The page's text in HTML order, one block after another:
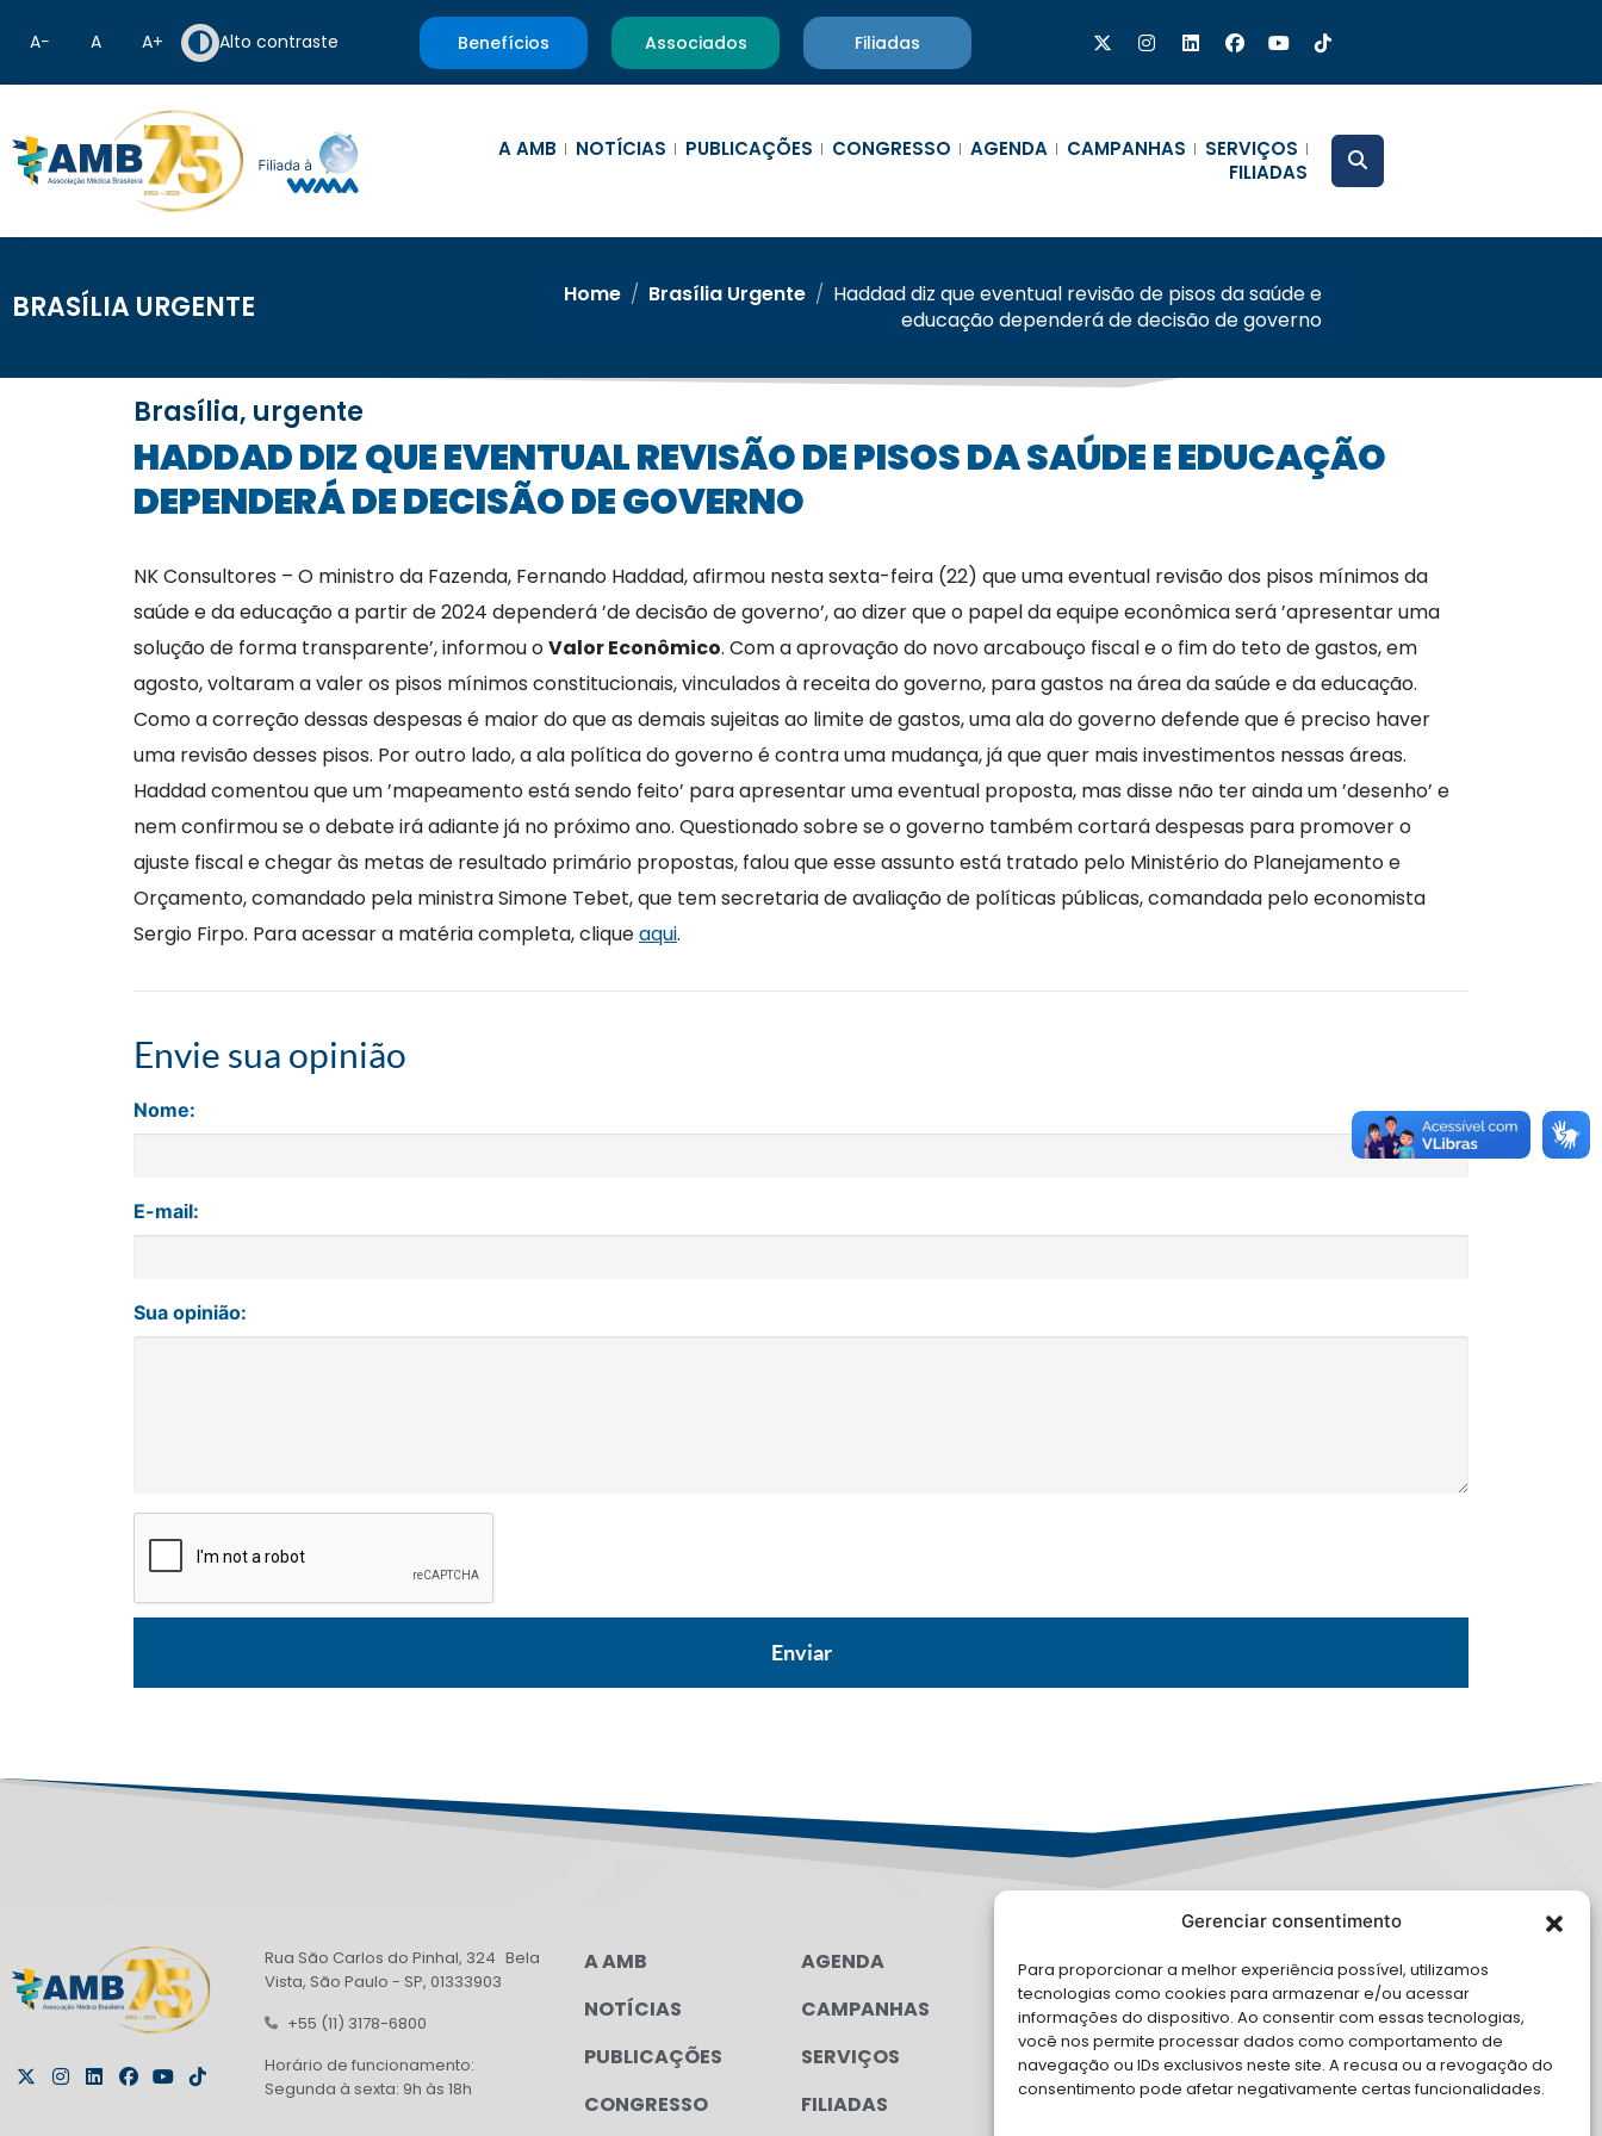
Gerenciar consentimento
Para proporcionar a melhor experiência possível, utilizamos
tecnologias como cookies para armazenar e/ou acessar
informações do dispositivo. Ao consentir com essas tecnologias,
você nos permite processar dados como comportamento de
navegação ou IDs exclusivos neste site. A recusa ou a revogação do
consentimento pode afetar negativamente certas funcionalidades.
A− A A+ Alto contraste Benefícios Associados Filiadas
A AMB NOTÍCIAS PUBLICAÇÕES CONGRESSO AGENDA CAMPANHAS
SERVIÇOS
FILIADAS
BRASÍLIA URGENTE Home / Brasília Urgente / Haddad diz que eventual revisão de pisos da saúde e
educação dependerá de decisão de governo
Brasília, urgente
HADDAD DIZ QUE EVENTUAL REVISÃO DE PISOS DA SAÚDE E EDUCAÇÃO
DEPENDERÁ DE DECISÃO DE GOVERNO
NK Consultores – O ministro da Fazenda, Fernando Haddad, afirmou nesta sexta-feira (22) que uma eventual revisão dos pisos mínimos da
saúde e da educação a partir de 2024 dependerá ’de decisão de governo’, ao dizer que o papel da equipe econômica será ’apresentar uma
solução de forma transparente’, informou oValor Econômico. Com a aprovação do novo arcabouço fiscal e o fim do teto de gastos, em
agosto, voltaram a valer os pisos mínimos constitucionais, vinculados à receita do governo, para gastos na área da saúde e da educação.
Como a correção dessas despesas é maior do que as demais sujeitas ao limite de gastos, uma ala do governo defende que é preciso haver
uma revisão desses pisos. Por outro lado, a ala política do governo é contra uma mudança, já que quer mais investimentos nessas áreas.
Haddad comentou que um ’mapeamento está sendo feito’ para apresentar uma eventual proposta, mas disse não ter ainda um ’desenho’ e
nem confirmou se o debate irá adiante já no próximo ano. Questionado sobre se o governo também cortará despesas para promover o
ajuste fiscal e chegar às metas de resultado primário propostas, falou que esse assunto está tratado pelo Ministério do Planejamento e
Orçamento, comandado pela ministra Simone Tebet, que tem secretaria de avaliação de políticas públicas, comandada pelo economista
Sergio Firpo. Para acessar a matéria completa, cliqueaqui.
Envie sua opinião
Nome:
E-mail:
Sua opinião:
Rua São Carlos do Pinhal, 324 Bela
Vista, São Paulo - SP, 01333903
+55 (11) 3178-6800
Horário de funcionamento:
Segunda à sexta: 9h às 18h
A AMB
NOTÍCIAS
PUBLICAÇÕES
CONGRESSO
AGENDA
CAMPANHAS
SERVIÇOS
FILIADAS
LGPD
FALE CONOSCO
Solicite Apoio Institucional da AMB
para o seu evento